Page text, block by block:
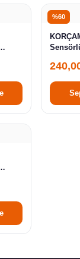
%60
Ayarlı)